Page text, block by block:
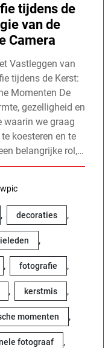
tijdens de
van de
Camera
Vastleggen van
tijdens de Kerst:
Momenten De
gezelligheid en
waarin we graag
koesteren en te
belangrijke rol,…
, decoraties ,
,
, fotografie ,
, kerstmis ,
momenten ,
fotograaf ,